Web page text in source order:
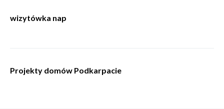
wizytówka nap
Projekty domów Podkarpacie